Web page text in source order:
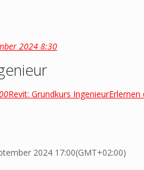
2024 8:30
Revit: Grundkurs IngenieurErlernen
2024 17:00(GMT+02:00)